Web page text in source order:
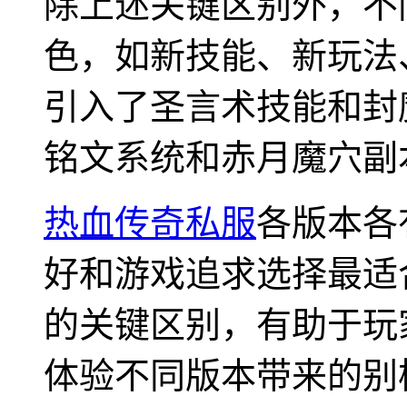
色，如新技能、新玩
引入了圣言术技能和
铭文系统和赤月魔穴副
热血传奇私服各版本
好和游戏追求选择最
的关键区别，有助于
体验不同版本带来的